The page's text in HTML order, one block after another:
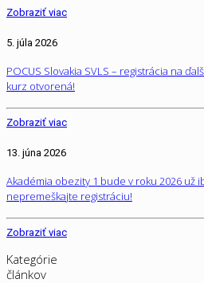
Zobraziť viac
5. júla 2026
POCUS Slovakia SVLS – registrácia na
kurz otvorená!
Zobraziť viac
13. júna 2026
Akadémia obezity 1 bude v roku 2026 už
nepremeškajte registráciu!
Zobraziť viac
Kategórie
článkov